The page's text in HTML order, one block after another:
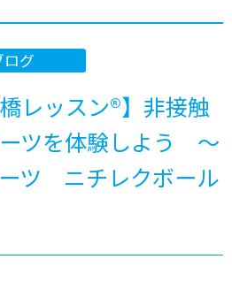
ログ
レッスン®】非接触
ツを体験しよう ～
ツ ニチレクボール